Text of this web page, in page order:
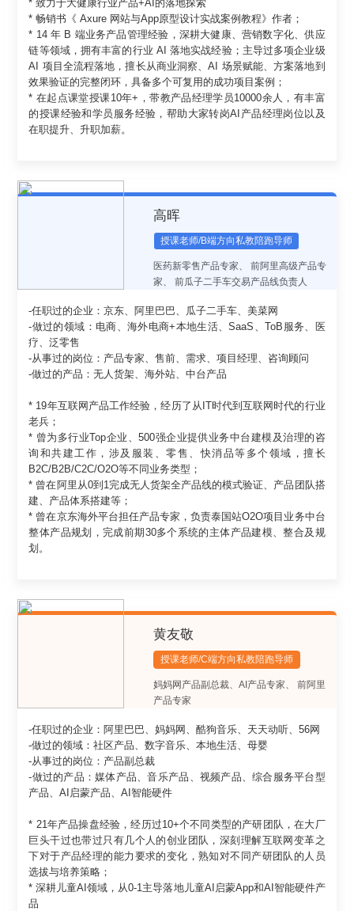
* 致力于大健康行业产品+AI的落地探索
* 畅销书《 Axure 网站与App原型设计实战案例教程》作者；
* 14 年 B 端业务产品管理经验，深耕大健康、营销数字化、供应
链等领域，拥有丰富的行业 AI 落地实战经验；主导过多项企业级
AI 项目全流程落地，擅长从商业洞察、AI 场景赋能、方案落地到
效果验证的完整闭环，具备多个可复用的成功项目案例；
* 在起点课堂授课10年+，带教产品经理学员10000余人，有丰富
的授课经验和学员服务经验，帮助大家转岗AI产品经理岗位以及
在职提升、升职加薪。
高晖
授课老师/B端方向私教陪跑导师
医药新零售产品专家、
前阿里高级产品专
家、 前瓜子二手车交易产品线负责人
-任职过的企业：京东、阿里巴巴、瓜子二手车、美菜网
-做过的领域：电商、海外电商+本地生活、SaaS、ToB服务、医
疗、泛零售
-从事过的岗位：产品专家、售前、需求、项目经理、咨询顾问
-做过的产品：无人货架、海外站、中台产品
* 19年互联网产品工作经验，经历了从IT时代到互联网时代的行业
老兵；
* 曾为多行业Top企业、500强企业提供业务中台建模及治理的咨
询和共建工作，涉及服装、零售、快消品等多个领域，擅长
B2C/B2B/C2C/O2O等不同业务类型；
* 曾在阿里从0到1完成无人货架全产品线的模式验证、产品团队搭
建、产品体系搭建等；
* 曾在京东海外平台担任产品专家，负责泰国站O2O项目业务中台
整体产品规划，完成前期30多个系统的主体产品建模、整合及规
黄友敬
授课老师/C端方向私教陪跑导师
妈妈网产品副总裁、AI产品专家、
前阿里
产品专家
-任职过的企业：阿里巴巴、妈妈网、酷狗音乐、天天动听、56网
-做过的领域：社区产品、数字音乐、本地生活、母婴
-从事过的岗位：产品副总裁
-做过的产品：媒体产品、音乐产品、视频产品、综合服务平台型
产品、AI启蒙产品、AI智能硬件
* 21年产品操盘经验，经历过10+个不同类型的产研团队，在大厂
巨头干过也带过只有几个人的创业团队，深刻理解互联网变革之
下对于产品经理的能力要求的变化，熟知对不同产研团队的人员
选拔与培养策略；
* 深耕儿童AI领域，从0-1主导落地儿童AI启蒙App和AI智能硬件产
品